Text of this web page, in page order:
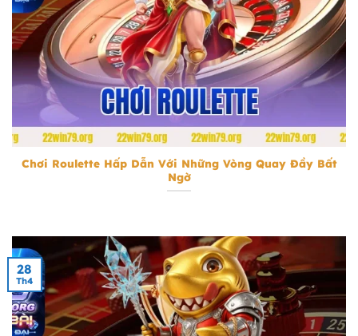
Chơi Roulette
Chơi Roulette Hấp Dẫn Với Những Vòng Quay Đầy Bất
Ngờ
28
Th4